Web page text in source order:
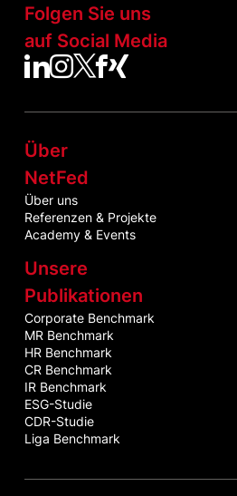
Folgen Sie uns
auf Social Media
NetFed auf
NetFed auf
NetFed auf
NetFed auf
NetFed
Über
NetFed
Über uns
Referenzen & Projekte
Academy & Events
Unsere
Publikationen
Corporate Benchmark
MR Benchmark
HR Benchmark
CR Benchmark
IR Benchmark
ESG-Studie
CDR-Studie
Liga Benchmark